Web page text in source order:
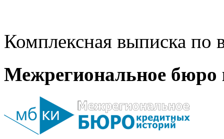
Комплексная выписка
Межрегиональное бюро